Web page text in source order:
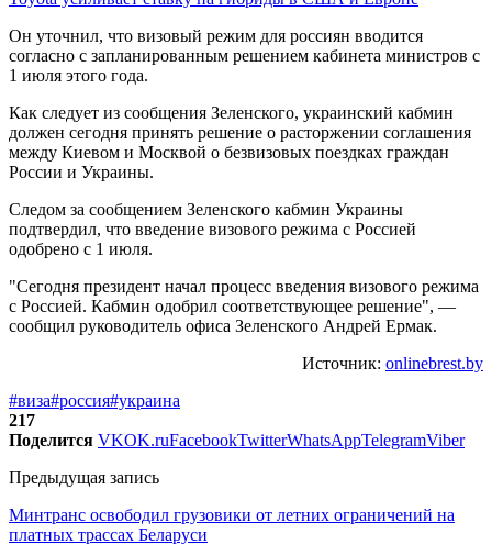
Он уточнил, что визовый режим для россиян вводится
согласно с запланированным решением кабинета министров с
1 июля этого года.
Как следует из сообщения Зеленского, украинский кабмин
должен сегодня принять решение о расторжении соглашения
между Киевом и Москвой о безвизовых поездках граждан
России и Украины.
Следом за сообщением Зеленского кабмин Украины
подтвердил, что введение визового режима с Россией
одобрено с 1 июля.
"Сегодня президент начал процесс введения визового режима
с Россией. Кабмин одобрил соответствующее решение", —
сообщил руководитель офиса Зеленского Андрей Ермак.
Источник: onlinebrest.by
#виза#россия#украина
217
Поделится VKOK.ruFacebookTwitterWhatsAppTelegramViber
Предыдущая запись
Минтранс освободил грузовики от летних ограничений на
платных трассах Беларуси